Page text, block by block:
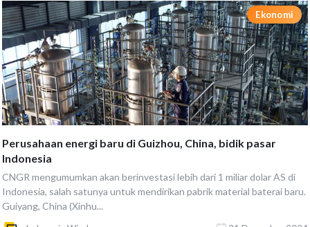
Ekonomi
Perusahaan energi baru di Guizhou, China, bidik pasar
Indonesia
CNGR mengumumkan akan berinvestasi lebih dari 1 miliar dolar AS di
Indonesia, salah satunya untuk mendirikan pabrik material baterai baru.
Guiyang, China (Xinhu...